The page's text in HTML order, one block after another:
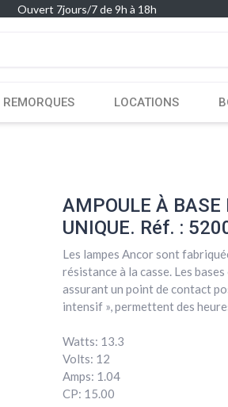
Ouvert 7jours/7 de 9h à 18h
REMORQUES LOCATIONS
AMPOULE À BASE
UNIQUE. Réf. :
Les lampes Ancor sont
résistance à la casse. Les
assurant un point de contact
intensif », permettent des
Watts: 13.3
Volts: 12
Amps: 1.04
CP: 15.00